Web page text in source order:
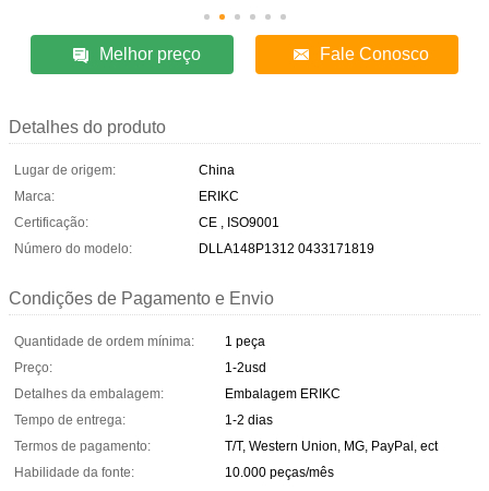
Melhor preço Fale Conosco
Detalhes do produto
Lugar de origem:
China
Marca:
ERIKC
Certificação:
CE , ISO9001
Número do modelo:
DLLA148P1312 0433171819
Condições de Pagamento e Envio
Quantidade de ordem mínima:
1 peça
Preço:
1-2usd
Detalhes da embalagem:
Embalagem ERIKC
Tempo de entrega:
1-2 dias
Termos de pagamento:
T/T, Western Union, MG, PayPal, ect
Habilidade da fonte:
10.000 peças/mês